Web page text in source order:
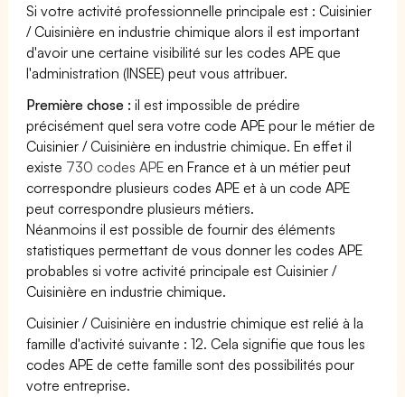
Si votre activité professionnelle principale est : Cuisinier
/ Cuisinière en industrie chimique alors il est important
d'avoir une certaine visibilité sur les codes APE que
l'administration (INSEE) peut vous attribuer.
Première chose : il est impossible de prédire
précisément quel sera votre code APE pour le métier de
Cuisinier / Cuisinière en industrie chimique. En effet il
existe 730 codes APE en France et à un métier peut
correspondre plusieurs codes APE et à un code APE
peut correspondre plusieurs métiers.
Néanmoins il est possible de fournir des éléments
statistiques permettant de vous donner les codes APE
probables si votre activité principale est Cuisinier /
Cuisinière en industrie chimique.
Cuisinier / Cuisinière en industrie chimique est relié à la
famille d'activité suivante : 12. Cela signifie que tous les
codes APE de cette famille sont des possibilités pour
votre entreprise.